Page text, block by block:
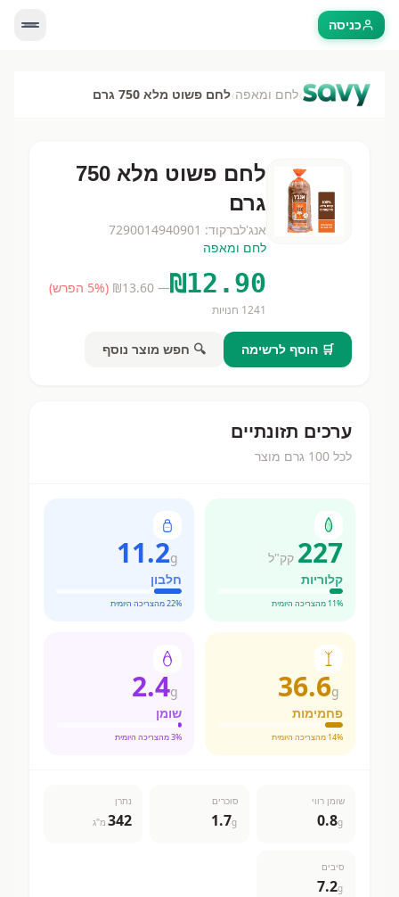
כניסה
›לחם ומאפה›לחם פשוט מלא 750 גרם
לחם פשוט מלא 750
גרם
אנג'לברקוד: 7290014940901
לחם ומאפה
₪12.90
— ₪
13.60
(
5% הפרש)
1241 חנויות
🛒 הוסף לרשימה 🔍 חפש מוצר נוסף
ערכים תזונתיים
לכל 100 גרם מוצר
227 קק"ל
קלוריות
11% מהצריכה היומית
11.2g
חלבון
22% מהצריכה היומית
36.6g
פחמימות
14% מהצריכה היומית
2.4g
שומן
3% מהצריכה היומית
שומן רווי
0.8g
סוכרים
1.7g
נתרן
342 מ"ג
סיבים
7.2g